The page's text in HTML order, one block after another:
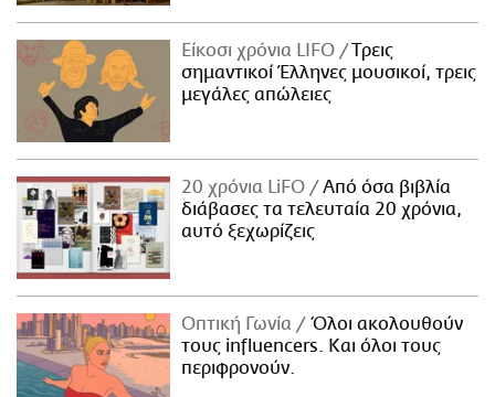
Είκοσι χρόνια LIFO
Tρεις
σημαντικοί Έλληνες μουσικοί, τρεις
μεγάλες απώλειες
20 χρόνια LiFO
Από όσα βιβλία
διάβασες τα τελευταία 20 χρόνια,
αυτό ξεχωρίζεις
Οπτική Γωνία
Όλοι ακολουθούν
τους influencers. Και όλοι τους
περιφρονούν.